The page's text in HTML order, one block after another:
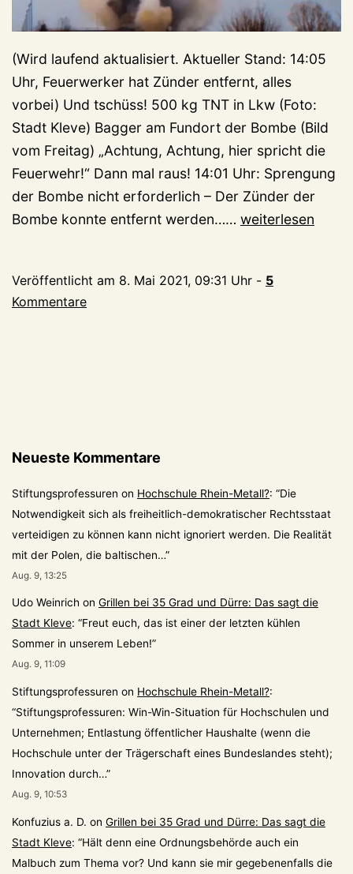
(Wird laufend aktualisiert. Aktueller Stand: 14:05
Uhr, Feuerwerker hat Zünder entfernt, alles
vorbei) Und tschüss! 500 kg TNT in Lkw (Foto:
Stadt Kleve) Bagger am Fundort der Bombe (Bild
vom Freitag) „Achtung, Achtung, hier spricht die
Feuerwehr!“ Dann mal raus! 14:01 Uhr: Sprengung
der Bombe nicht erforderlich – Der Zünder der
Bombe konnte entfernt werden…… Steht
die
entfernt
weiterlesen
Veröffentlicht am 8. Mai 2021, 09:31 Uhr - 5
Kommentare
Neueste Kommentare
Stiftungsprofessuren on Hochschule Rhein-Metall?: “Die
Notwendigkeit sich als freiheitlich-demokratischer Rechtsstaat
verteidigen zu können kann nicht ignoriert werden. Die Realität
mit der Polen, die baltischen…”
Aug. 9, 13:25
Udo Weinrich on Grillen bei 35 Grad und Dürre: Das sagt die
Stadt Kleve: “Freut euch, das ist einer der letzten kühlen
Sommer in unserem Leben!”
Aug. 9, 11:09
Stiftungsprofessuren on Hochschule Rhein-Metall?:
“Stiftungsprofessuren: Win-Win-Situation für Hochschulen und
Unternehmen; Entlastung öffentlicher Haushalte (wenn die
Hochschule unter der Trägerschaft eines Bundeslandes steht);
Innovation durch…”
Aug. 9, 10:53
Konfuzius a. D. on Grillen bei 35 Grad und Dürre: Das sagt die
Stadt Kleve: “Hält denn eine Ordnungsbehörde auch ein
Malbuch zum Thema vor? Und kann sie mir gegebenenfalls die